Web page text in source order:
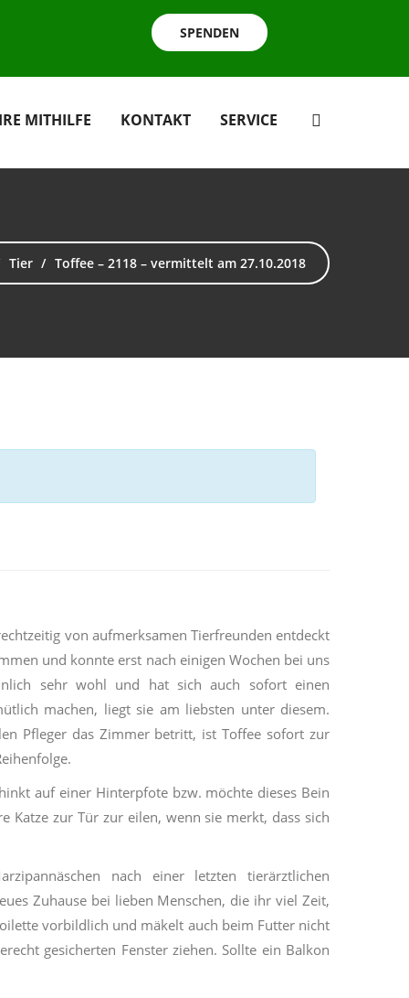
SPENDEN
MITHILFE KONTAKT SERVICE
Tier Toffee – 2118 – vermittelt am 27.10.2018
von aufmerksamen Tierfreunden entdeckt
und konnte erst nach einigen Wochen bei uns
sehr wohl und hat sich auch sofort einen
machen, liegt sie am liebsten unter diesem.
Pfleger das Zimmer betritt, ist Toffee sofort zur
auf einer Hinterpfote bzw. möchte dieses Bein
Katze zur Tür zur eilen, wenn sie merkt, dass sich
nach einer letzten tierärztlichen
Zuhause bei lieben Menschen, die ihr viel Zeit,
vorbildlich und mäkelt auch beim Futter nicht
gesicherten Fenster ziehen. Sollte ein Balkon